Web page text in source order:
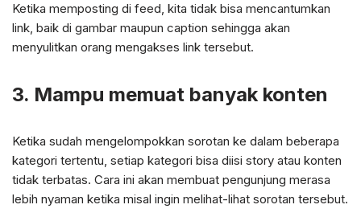
Ketika memposting di feed, kita tidak bisa mencantumkan
link, baik di gambar maupun caption sehingga akan
menyulitkan orang mengakses link tersebut.
3. Mampu memuat banyak konten
Ketika sudah mengelompokkan sorotan ke dalam beberapa
kategori tertentu, setiap kategori bisa diisi story atau konten
tidak terbatas. Cara ini akan membuat pengunjung merasa
lebih nyaman ketika misal ingin melihat-lihat sorotan tersebut.